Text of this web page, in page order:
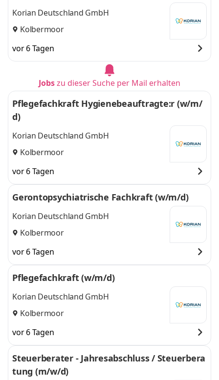
Korian Deutschland GmbH
Kolbermoor
vor 6 Tagen
Jobszu dieser Suche per Mail erhalten
Pflegefachkraft Hygienebeauftragte:r (w/m/
d)
Korian Deutschland GmbH
Kolbermoor
vor 6 Tagen
Gerontopsychiatrische Fachkraft (w/m/d)
Korian Deutschland GmbH
Kolbermoor
vor 6 Tagen
Pflegefachkraft (w/m/d)
Korian Deutschland GmbH
Kolbermoor
vor 6 Tagen
Steuerberater - Jahresabschluss / Steuerbera
tung (m/w/d)